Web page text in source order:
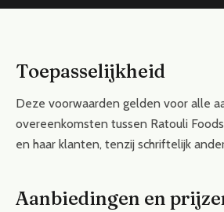
Toepasselijkheid
Deze voorwaarden gelden voor alle
overeenkomsten tussen Ratouli
en haar klanten, tenzij schriftelijk
Aanbiedingen en